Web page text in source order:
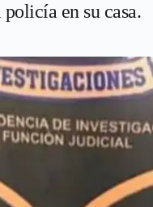
en su casa.